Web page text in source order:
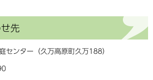
先
センター（久万高原町久万188）